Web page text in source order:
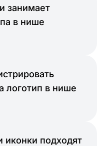
занимает
в нише
логотип в нише
иконки подходят